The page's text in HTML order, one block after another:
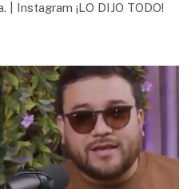
| Instagram ¡LO DIJO TODO!